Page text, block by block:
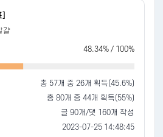
걀
48.34% / 100%
총 57개 중 26개 획득(45.6%)
총 80개 중 44개 획득(55%)
글 90개/댓 160개 작성
2023-07-25 14:48:45